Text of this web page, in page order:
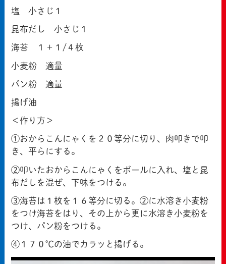
塩 小さじ１
昆布だし 小さじ１
海苔 １＋１/４枚
小麦粉 適量
パン粉 適量
揚げ油
＜作り方＞
①おからこんにゃくを２０等分に切り、肉叩きで叩
き、平らにする。
②叩いたおからこんにゃくをボールに入れ、塩と昆
布だしを混ぜ、下味をつける。
③海苔は１枚を１６等分に切る。②に水溶き小麦粉
をつけ海苔をはり、その上から更に水溶き小麦粉を
つけ、パン粉をつける。
④１７０℃の油でカラッと揚げる。